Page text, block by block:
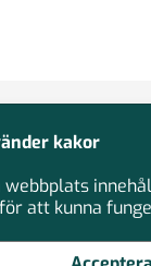
kakor
webbplats
att kunna